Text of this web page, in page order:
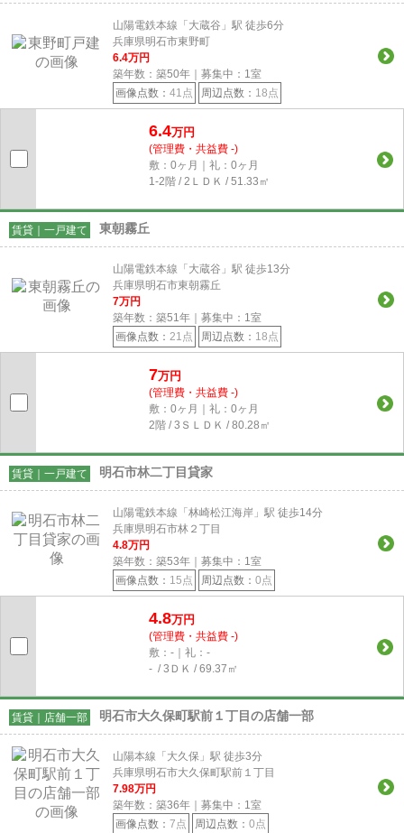
山陽電鉄本線「大蔵谷」駅 徒歩6分
兵庫県明石市東野町
6.4万円
築年数：築50年｜募集中： 1室
画像点数： 41点 周辺点数： 18点
6.4万円
(管理費・共益費 -)
敷：0ヶ月｜礼：0ヶ月
1-2階 / 2ＬＤＫ / 51.33㎡
賃貸｜一戸建て 東朝霧丘
山陽電鉄本線「大蔵谷」駅 徒歩13分
兵庫県明石市東朝霧丘
7万円
築年数：築51年｜募集中： 1室
画像点数： 21点 周辺点数： 18点
7万円
(管理費・共益費 -)
敷：0ヶ月｜礼：0ヶ月
2階 / 3ＳＬＤＫ / 80.28㎡
賃貸｜一戸建て 明石市林二丁目貸家
山陽電鉄本線「林崎松江海岸」駅 徒歩14分
兵庫県明石市林２丁目
4.8万円
築年数：築53年｜募集中： 1室
画像点数： 15点 周辺点数： 0点
4.8万円
(管理費・共益費 -)
敷：-｜礼：-
- / 3ＤＫ / 69.37㎡
賃貸｜店舗一部 明石市大久保町駅前１丁目の店舗一部
山陽本線「大久保」駅 徒歩3分
兵庫県明石市大久保町駅前１丁目
7.98万円
築年数：築36年｜募集中： 1室
画像点数： 7点 周辺点数： 0点